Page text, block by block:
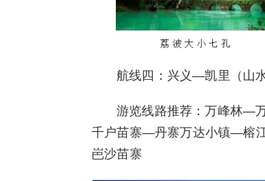
航线四：兴义—凯里（山
游览线路推荐：万峰林—
千户苗寨—丹寨万达小镇—榕
岜沙苗寨